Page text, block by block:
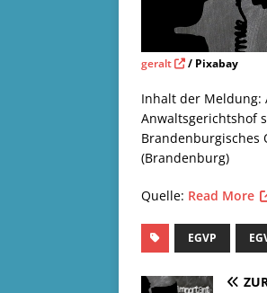
geralt / Pixabay
Inhalt der Meldung:
Anwaltsgerichtshof
Brandenburgisches
(Brandenburg)
Quelle: Read More
EGVP